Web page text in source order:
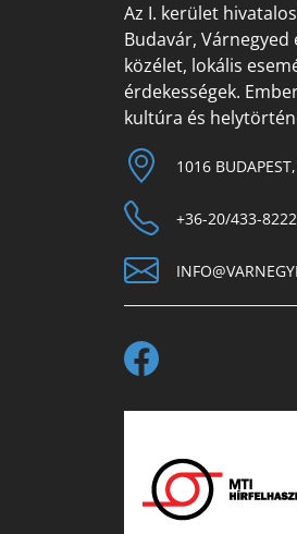
Az I. kerület
Budavár, Várnegyed
közélet, lokális
érdekességek.
kultúra és
1016
+36-20/433-8222